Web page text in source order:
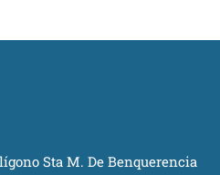
Sta M. De Benquerencia